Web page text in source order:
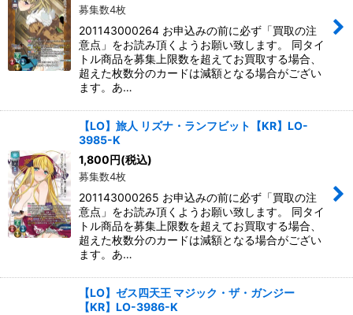
募集数4枚
201143000264 お申込みの前に必ず「買取の注
意点」をお読み頂くようお願い致します。 同タイ
トル商品を募集上限数を超えてお買取する場合、
超えた枚数分のカードは減額となる場合がござい
ます。あ…
【LO】旅人 リズナ・ランフビット【KR】LO-
3985-K
1,800円(税込)
募集数4枚
201143000265 お申込みの前に必ず「買取の注
意点」をお読み頂くようお願い致します。 同タイ
トル商品を募集上限数を超えてお買取する場合、
超えた枚数分のカードは減額となる場合がござい
ます。あ…
【LO】ゼス四天王 マジック・ザ・ガンジー
【KR】LO-3986-K